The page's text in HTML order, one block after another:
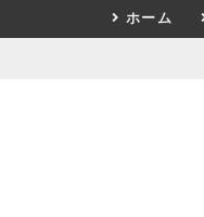
ホーム